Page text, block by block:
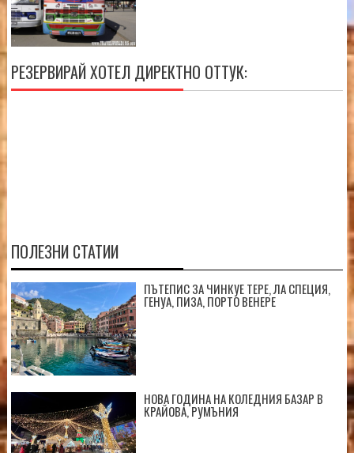
РЕЗЕРВИРАЙ ХОТЕЛ ДИРЕКТНО ОТТУК:
ПОЛЕЗНИ СТАТИИ
ПЪТЕПИС ЗА ЧИНКУЕ ТЕРЕ, ЛА СПЕЦИЯ,
ГЕНУА, ПИЗА, ПОРТО ВЕНЕРЕ
НОВА ГОДИНА НА КОЛЕДНИЯ БАЗАР В
КРАЙОВА, РУМЪНИЯ